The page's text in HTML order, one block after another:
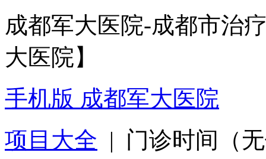
成都军大医院-成都市治
大医院】
手机版 成都军大医院
项目大全 | 门诊时间（